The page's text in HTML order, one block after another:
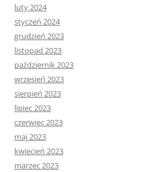
luty 2024
styczeń 2024
grudzień 2023
listopad 2023
październik 2023
wrzesień 2023
sierpień 2023
lipiec 2023
czerwiec 2023
maj 2023
kwiecień 2023
marzec 2023